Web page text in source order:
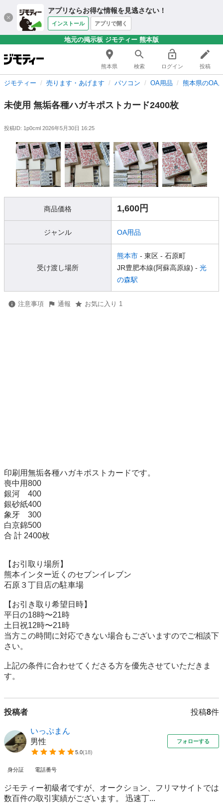
アプリならお得な情報を見逃さない！
インストール アプリで開く
地元の掲示板 ジモティー 熊本版
熊本県 検索 ログイン 投稿
ジモティー 売ります・あげます パソコン OA用品 熊本県のOA
未使用 無垢各種ハガキポストカード2400枚
投稿ID: 1p0cml 2026年5月30日 16:25
商品価格 1,600円
ジャンル OA用品
受け渡し場所
熊本市 - 東区 - 石原町
JR豊肥本線(阿蘇高原線) - 光
の森駅
注意事項 通報 お気に入り 1
印刷用無垢各種ハガキポストカードです。
喪中用800
銀河　400
銀砂紙400
象牙　300
白京錦500
合 計 2400枚
【お引取り場所】
熊本インター近くのセブンイレブン
石原３丁目店の駐車場
【お引き取り希望日時】
平日の18時〜21時
土日祝12時〜21時
当方この時間に対応できない場合もございますのでご相談下
さい。
上記の条件に合わせてくださる方を優先させていただきま
投稿者 投稿8件
いっぷまん
男性
5.0(18)
フォローする
身分証 電話番号
ジモティー初級者ですが、オークション、フリマサイトでは
数百件の取引実績がございます。 迅速丁...